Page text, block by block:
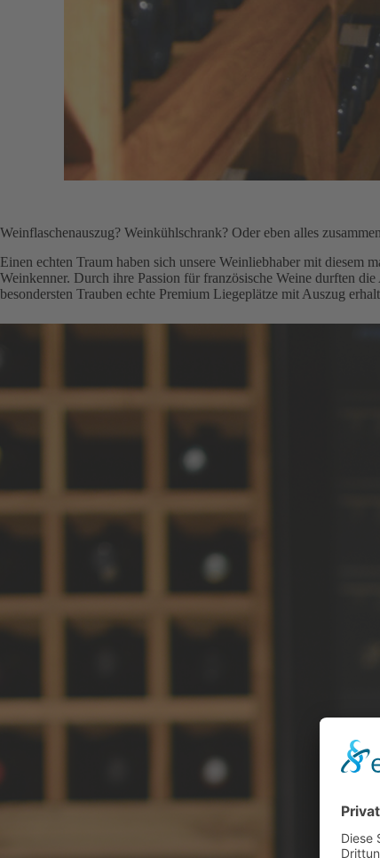
Weinflaschenauszug? Weinkühlschrank? Oder eben alles
Einen echten Traum haben sich unsere Weinliebhaber mit diesem
Weinkenner. Durch ihre Passion für französische Weine durften
besondersten Trauben echte Premium Liegeplätze mit Auszug